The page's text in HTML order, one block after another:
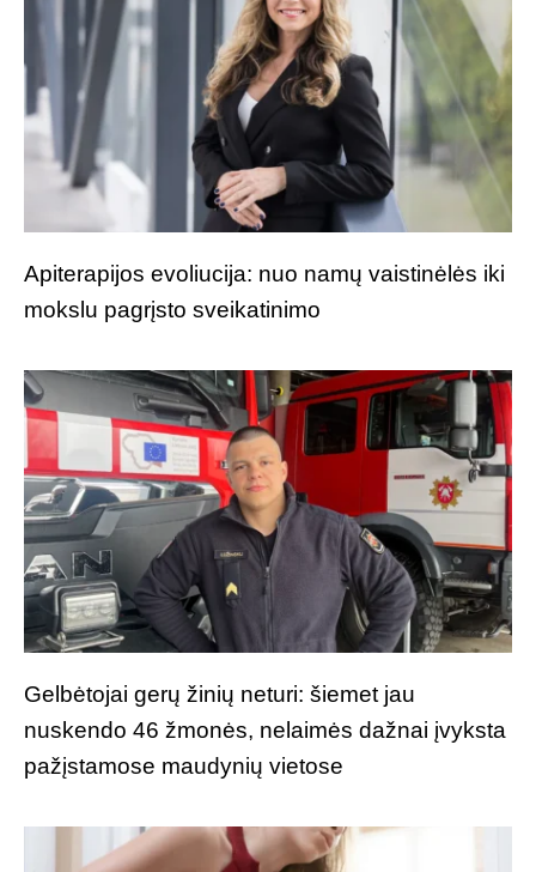
Apiterapijos evoliucija: nuo namų vaistinėlės iki
mokslu pagrįsto sveikatinimo
Gelbėtojai gerų žinių neturi: šiemet jau
nuskendo 46 žmonės, nelaimės dažnai įvyksta
pažįstamose maudynių vietose